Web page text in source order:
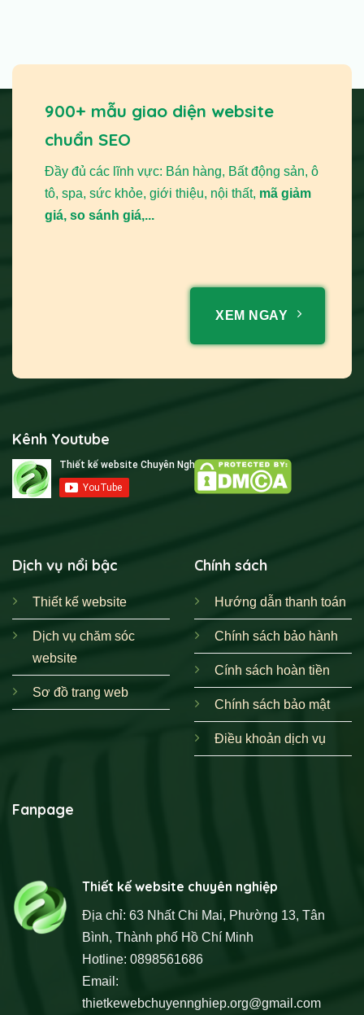
900+ mẫu giao diện website
chuẩn SEO
Đầy đủ các lĩnh vực: Bán hàng, Bất động sản, ô
tô, spa, sức khỏe, giới thiệu, nội thất, mã giảm
giá, so sánh giá,...
XEM NGAY
Kênh Youtube
Dịch vụ nổi bậc
Thiết kế website
Dịch vụ chăm sóc
website
Sơ đồ trang web
Chính sách
Hướng dẫn thanh toán
Chính sách bảo hành
Cính sách hoàn tiền
Chính sách bảo mật
Điều khoản dịch vụ
Fanpage
Thiết kế website chuyên nghiệp
Địa chỉ: 63 Nhất Chi Mai, Phường 13, Tân
Bình, Thành phố Hồ Chí Minh
Hotline: 0898561686
Email:
thietkewebchuyennghiep.org@gmail.com